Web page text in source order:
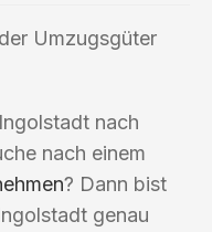
Umzugsgüter
nach
nach einem
? Dann bist
genau